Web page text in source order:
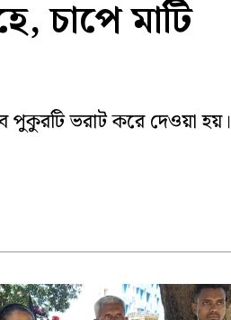
পূর্ব বর্ধমান
চাপে মাটি
পুকুরটি ভরাট করে দেওয়া হয়।